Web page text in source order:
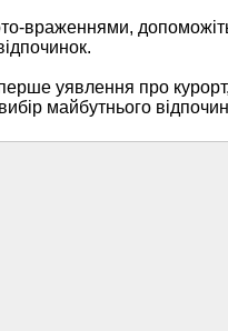
враженнями,
уявлення про
майбутнього